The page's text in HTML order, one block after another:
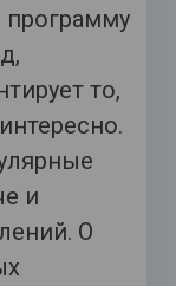
программу
то,
и
О